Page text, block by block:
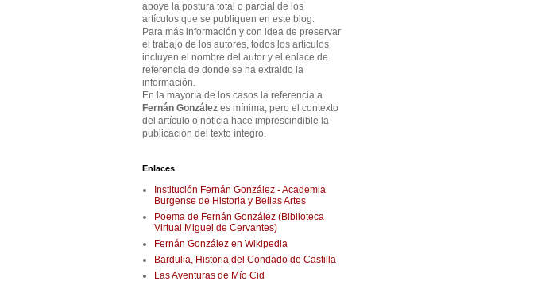
apoye la postura total o parcial de los
artículos que se publiquen en este blog.
Para más información y con idea de preservar
el trabajo de los autores, todos los artículos
incluyen el nombre del autor y el enlace de
referencia de donde se ha extraido la
información.
En la mayoría de los casos la referencia a
Fernán González es mínima, pero el contexto
del artículo o noticia hace imprescindible la
publicación del texto íntegro.
Enlaces
Institución Fernán González - Academia
Burgense de Historia y Bellas Artes
Poema de Fernán González (Biblioteca
Virtual Miguel de Cervantes)
Fernán González en Wikipedia
Bardulia, Historia del Condado de Castilla
Las Aventuras de Mío Cid